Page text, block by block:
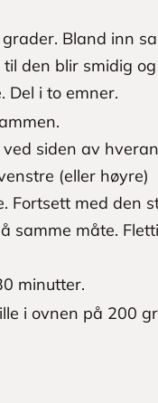
Bland inn
den blir smidig
Del i to emner.
siden av
(eller høyre)
Fortsett med den
samme måte.
minutter.
i ovnen på 200